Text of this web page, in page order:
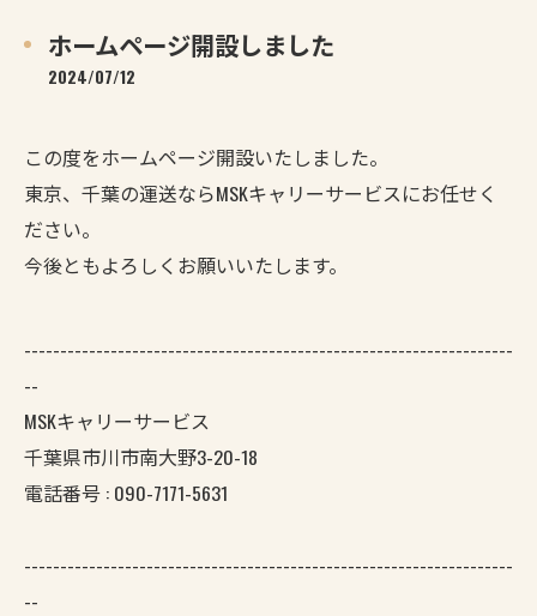
ホームページ開設しました
2024/07/12
この度をホームページ開設いたしました。
東京、千葉の運送ならMSKキャリーサービスにお任せく
ださい。
今後ともよろしくお願いいたします。
--------------------------------------------------------------------
--
MSKキャリーサービス
千葉県市川市南大野3-20-18
電話番号 : 090-7171-5631
--------------------------------------------------------------------
--